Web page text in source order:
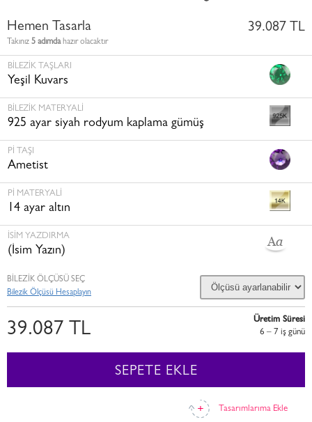
Hemen Tasarla
Takınız 5 adımdahazır olacaktır
39.087 TL
BILEZIK TAŞLARI
Yeşil Kuvars
BILEZIK MATERYALI
925 ayar siyah rodyum kaplama gümüş
PI TAŞI
Ametist
PI MATERYALI
14 ayar altın
İSİM YAZDIRMA
(İsim Yazın)
Tasarımlarıma Ekle
BİLEZİK ÖLÇÜSÜ SEÇ
Bilezik Ölçüsü Hesaplayın
39.087 TL
Üretim Süresi
6 – 7 i̇ş günü
SEPETE EKLE